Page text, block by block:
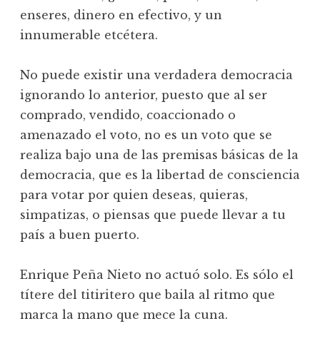
enseres, dinero en efectivo, y un
innumerable etcétera.
No puede existir una verdadera democracia
ignorando lo anterior, puesto que al ser
comprado, vendido, coaccionado o
amenazado el voto, no es un voto que se
realiza bajo una de las premisas básicas de la
democracia, que es la libertad de consciencia
para votar por quien deseas, quieras,
simpatizas, o piensas que puede llevar a tu
país a buen puerto.
Enrique Peña Nieto no actuó solo. Es sólo el
títere del titiritero que baila al ritmo que
marca la mano que mece la cuna.